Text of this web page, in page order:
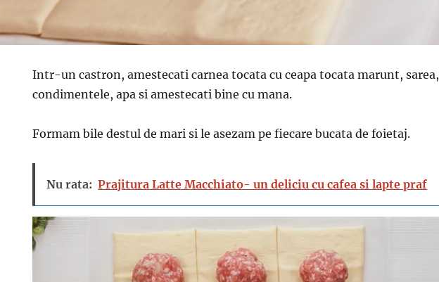
Intr-un castron, amestecati carnea tocata cu ceapa tocata marunt, sarea,
condimentele, apa si amestecati bine cu mana.
Formam bile destul de mari si le asezam pe fiecare bucata de foietaj.
Nu rata: Prajitura Latte Macchiato- un deliciu cu cafea si lapte praf